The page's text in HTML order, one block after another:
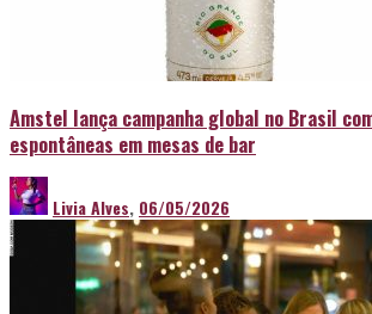
Amstel lança campanha global no Brasil
espontâneas em mesas de bar
Livia Alves, 06/05/2026